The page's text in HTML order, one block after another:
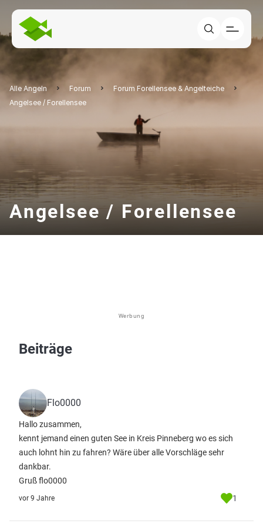
Alle Angeln Forum
Forum Forellensee & Angelteiche
Angelsee / Forellensee
Angelsee / Forellensee
Werbung
Beiträge
Flo0000
Hallo zusammen,
kennt jemand einen guten See in Kreis Pinneberg wo es sich
auch lohnt hin zu fahren? Wäre über alle Vorschläge sehr
dankbar.
Gruß flo0000
vor 9 Jahre 1